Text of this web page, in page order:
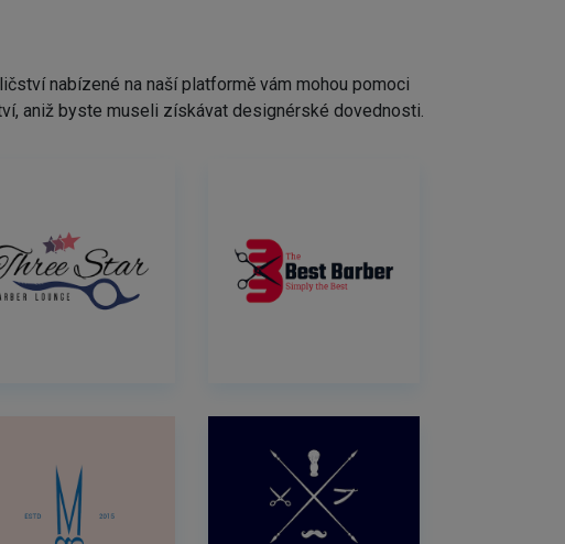
nabízené na naší platformě vám mohou pomoci
aniž byste museli získávat designérské dovednosti.